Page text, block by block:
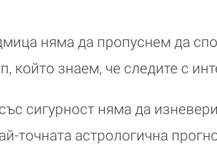
няма да пропуснем да
който знаем, че следите с
сигурност няма да
точната астрологична